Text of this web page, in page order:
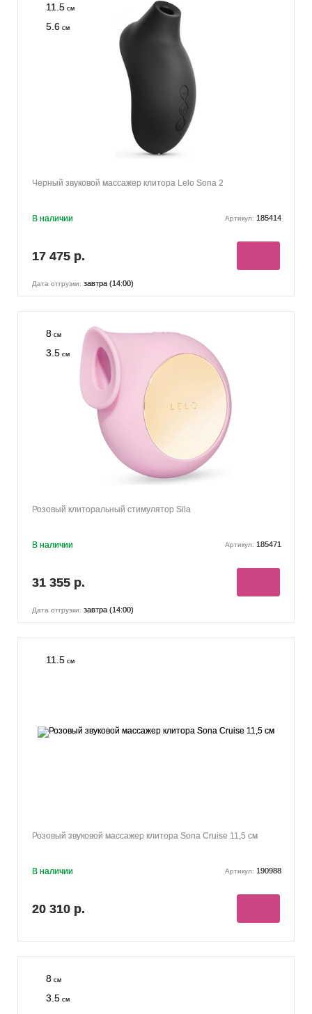
11.5 см
5.6 см
Черный звуковой массажер клитора Lelo Sona 2
В наличии Артикул: 185414
17 475 р.
Дата отгрузки: завтра (14:00)
8 см
3.5 см
Розовый клиторальный стимулятор Sila
В наличии Артикул: 185471
31 355 р.
Дата отгрузки: завтра (14:00)
11.5 см
Розовый звуковой массажер клитора Sona Cruise 11,5 см
В наличии Артикул: 190988
20 310 р.
8 см
3.5 см